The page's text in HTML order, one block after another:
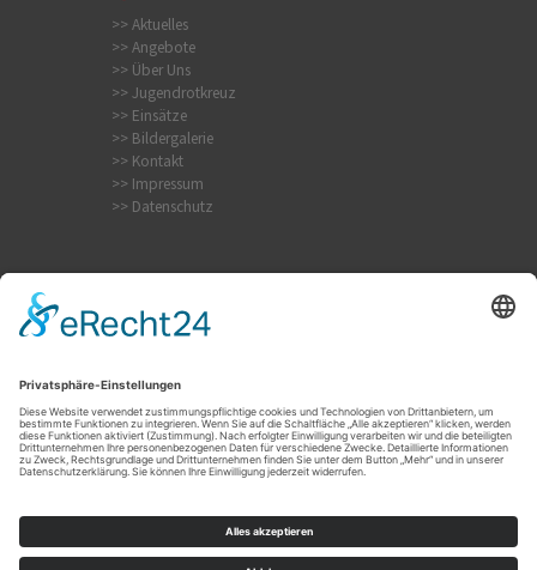
>> Aktuelles
>> Angebote
>> Über Uns
>> Jugendrotkreuz
>> Einsätze
>> Bildergalerie
>> Kontakt
>> Impressum
>> Datenschutz
Internistischer Notfall